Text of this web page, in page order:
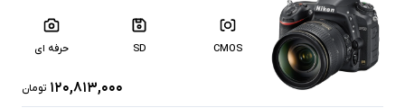
CMOS
SD حرفه ای
۱۲۰,۸۱۳,۰۰۰ تومان